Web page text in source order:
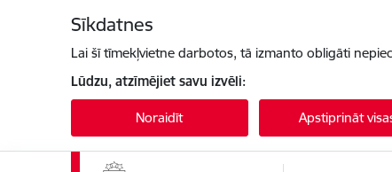
Sīkdatnes
Lai šī tīmekļvietne darbotos, tā izmanto obligāti
Lūdzu, atzīmējiet savu izvēli:
Noraidīt Apstiprināt